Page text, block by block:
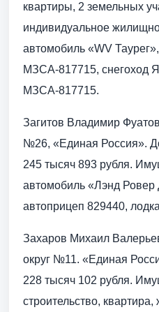
квартиры, 2 земельных
индивидуальное
автомобиль «WV
МЗСА-817715, снегоход
МЗСА-817715.
Загитов Владимир
№26, «Единая Россия».
245 тысяч 893 рубля.
автомобиль «Лэнд Ровер
автоприцеп 829440,
Захаров Михаил
округ №11. «Единая
228 тысяч 102 рубля.
строительство,